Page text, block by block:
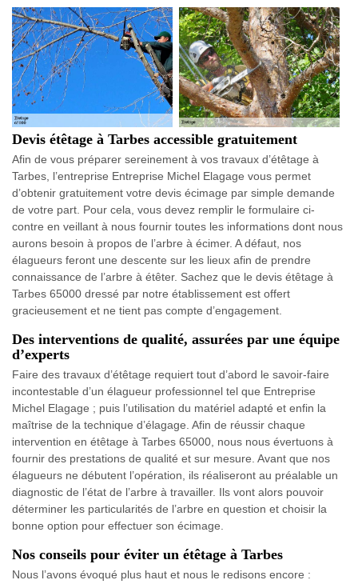
Devis étêtage à Tarbes accessible gratuitement
Afin de vous préparer sereinement à vos travaux d’étêtage à
Tarbes, l’entreprise Entreprise Michel Elagage vous permet
d’obtenir gratuitement votre devis écimage par simple demande
de votre part. Pour cela, vous devez remplir le formulaire ci-
contre en veillant à nous fournir toutes les informations dont nous
aurons besoin à propos de l’arbre à écimer. A défaut, nos
élagueurs feront une descente sur les lieux afin de prendre
connaissance de l’arbre à étêter. Sachez que le devis étêtage à
Tarbes 65000 dressé par notre établissement est offert
gracieusement et ne tient pas compte d’engagement.
Des interventions de qualité, assurées par une équipe
d’experts
Faire des travaux d’étêtage requiert tout d’abord le savoir-faire
incontestable d’un élagueur professionnel tel que Entreprise
Michel Elagage ; puis l’utilisation du matériel adapté et enfin la
maîtrise de la technique d’élagage. Afin de réussir chaque
intervention en étêtage à Tarbes 65000, nous nous évertuons à
fournir des prestations de qualité et sur mesure. Avant que nos
élagueurs ne débutent l’opération, ils réaliseront au préalable un
diagnostic de l’état de l’arbre à travailler. Ils vont alors pouvoir
déterminer les particularités de l’arbre en question et choisir la
bonne option pour effectuer son écimage.
Nos conseils pour éviter un étêtage à Tarbes
Nous l’avons évoqué plus haut et nous le redisons encore :